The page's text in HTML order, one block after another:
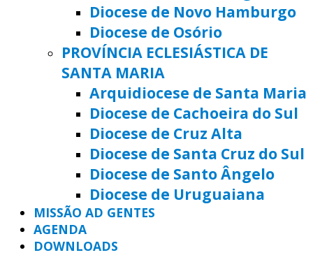
Diocese de Novo Hamburgo
Diocese de Osório
PROVÍNCIA ECLESIÁSTICA DE
SANTA MARIA
Arquidiocese de Santa Maria
Diocese de Cachoeira do Sul
Diocese de Cruz Alta
Diocese de Santa Cruz do Sul
Diocese de Santo Ângelo
Diocese de Uruguaiana
MISSÃO AD GENTES
AGENDA
DOWNLOADS